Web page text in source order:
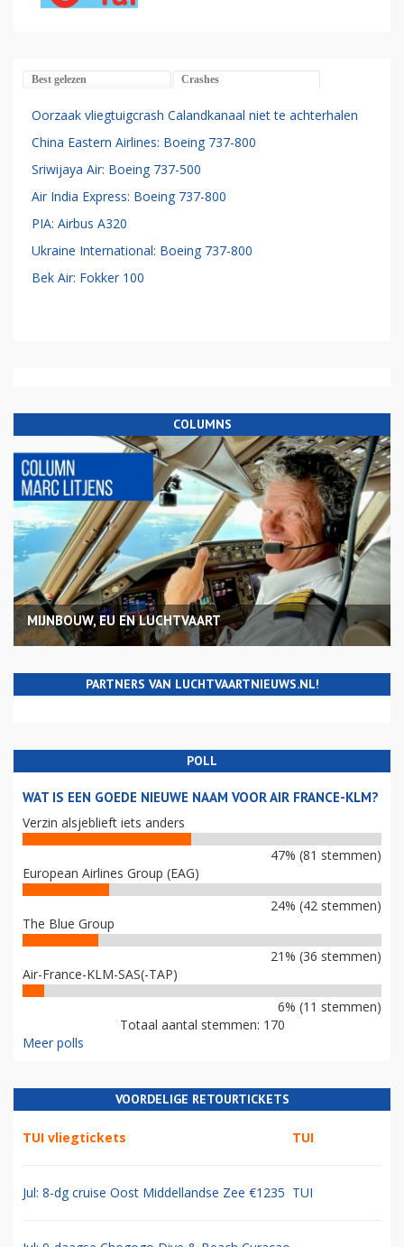
Best gelezen Crashes
Oorzaak vliegtuigcrash Calandkanaal niet te achterhalen
China Eastern Airlines: Boeing 737-800
Sriwijaya Air: Boeing 737-500
Air India Express: Boeing 737-800
PIA: Airbus A320
Ukraine International: Boeing 737-800
Bek Air: Fokker 100
COLUMNS
MIJNBOUW, EU EN LUCHTVAART
PARTNERS VAN LUCHTVAARTNIEUWS.NL!
POLL
WAT IS EEN GOEDE NIEUWE NAAM VOOR AIR FRANCE-KLM?
Verzin alsjeblieft iets anders
47% (81 stemmen)
European Airlines Group (EAG)
24% (42 stemmen)
The Blue Group
21% (36 stemmen)
Air-France-KLM-SAS(-TAP)
6% (11 stemmen)
Totaal aantal stemmen: 170
Meer polls
VOORDELIGE RETOURTICKETS
TUI vliegtickets TUI
Jul: 8-dg cruise Oost Middellandse Zee €1235 TUI